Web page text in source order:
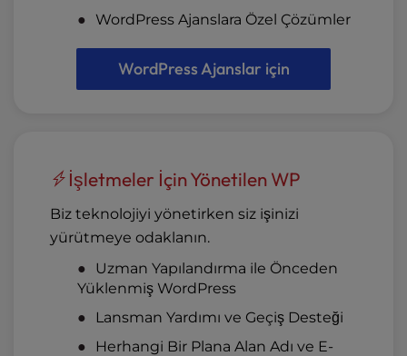
WordPress Ajanslara Özel Çözümler
WordPress Ajanslar için
İşletmeler İçin Yönetilen WP
Biz teknolojiyi yönetirken siz işinizi
yürütmeye odaklanın.
Uzman Yapılandırma ile Önceden
Yüklenmiş WordPress
Lansman Yardımı ve Geçiş Desteği
Herhangi Bir Plana Alan Adı ve E-